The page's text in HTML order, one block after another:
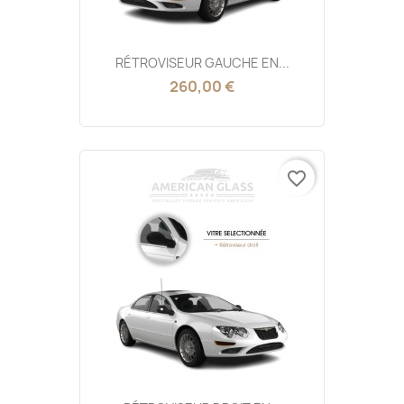
RÉTROVISEUR GAUCHE EN...
260,00 €
favorite_border